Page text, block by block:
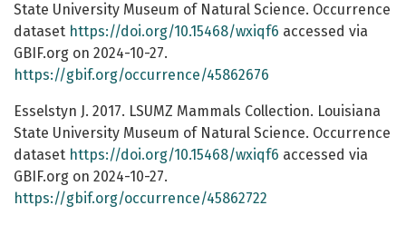
State University Museum of Natural Science. Occurrence
dataset https://doi.org/10.15468/wxiqf6 accessed via
GBIF.org on 2024-10-27.
https://gbif.org/occurrence/45862676
Esselstyn J. 2017. LSUMZ Mammals Collection. Louisiana
State University Museum of Natural Science. Occurrence
dataset https://doi.org/10.15468/wxiqf6 accessed via
GBIF.org on 2024-10-27.
https://gbif.org/occurrence/45862722